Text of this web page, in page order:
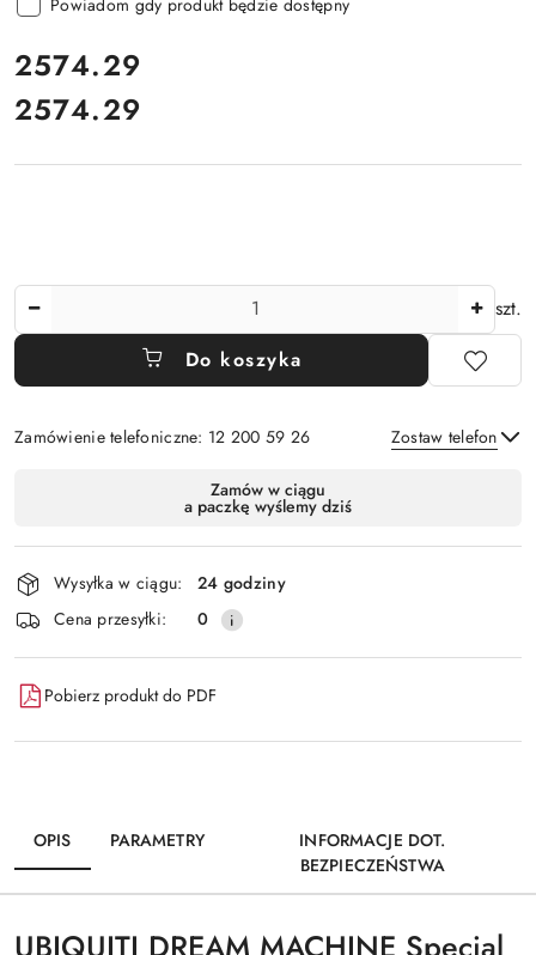
cena:
2574.29
Cena:
2574.29
szt.
Do koszyka
Zamówienie telefoniczne: 12 200 59 26 Zostaw telefon
Wyślij
dostawa
Zamów w ciągu
a paczkę wyślemy dziś
Wysyłka w ciągu:
24 godziny
Cena przesyłki:
0
Pobierz produkt do PDF
OPIS PARAMETRY
INFORMACJE DOT.
BEZPIECZEŃSTWA
UBIQUITI DREAM MACHINE Special